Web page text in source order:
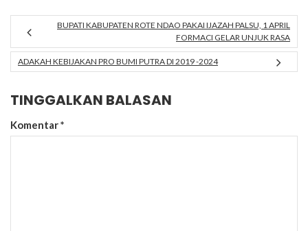
BUPATI KABUPATEN ROTE NDAO PAKAI IJAZAH PALSU, 1 APRIL
FORMACI GELAR UNJUK RASA
ADAKAH KEBIJAKAN PRO BUMI PUTRA DI 2019 -2024
TINGGALKAN BALASAN
Komentar*